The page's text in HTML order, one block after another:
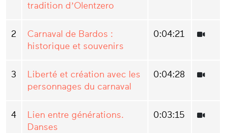
tradition d’Olentzero
2
Carnaval de Bardos :
historique et souvenirs
0:04:21
3
Liberté et création avec les
personnages du carnaval
0:04:28
4
Lien entre générations.
Danses
0:03:15